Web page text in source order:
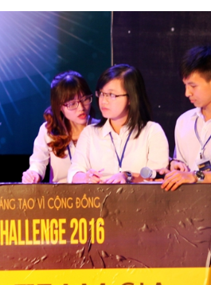
Đức Độ - Phó Viện trưởng
Tài chính
nhiều việc phải làm
từ bây giờ và trên thực tế
được tiến hành như tăng
cho khoa học công
ban hành các cơ chế
khích đổi mới sáng tạo,
nghiệp..."